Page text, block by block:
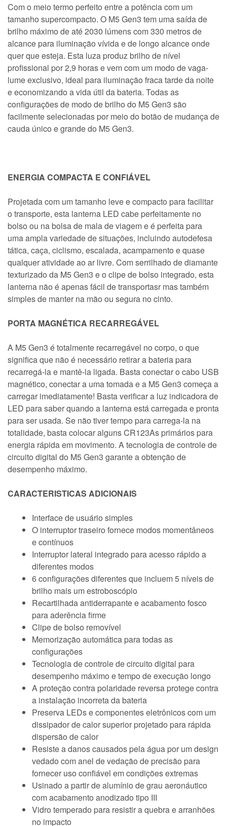
Com o meio termo perfeito entre a potência com um
tamanho supercompacto. O M5 Gen3 tem uma saída de
brilho máximo de até 2030 lúmens com 330 metros de
alcance para iluminação vívida e de longo alcance onde
quer que esteja. Esta luza produz brilho de nível
profissional por 2,9 horas e vem com um modo de vaga-
lume exclusivo, ideal para iluminação fraca tarde da noite
e economizando a vida útil da bateria. Todas as
configurações de modo de brilho do M5 Gen3 são
facilmente selecionadas por meio do botão de mudança de
cauda único e grande do M5 Gen3.
ENERGIA COMPACTA E CONFIÁVEL
Projetada com um tamanho leve e compacto para facilitar
o transporte, esta lanterna LED cabe perfeitamente no
bolso ou na bolsa de mala de viagem e é perfeita para
uma ampla variedade de situações, incluindo autodefesa
tática, caça, ciclismo, escalada, acampamento e quase
qualquer atividade ao ar livre. Com serrilhado de diamante
texturizado da M5 Gen3 e o clipe de bolso integrado, esta
lanterna não é apenas fácil de transportasr mas também
simples de manter na mão ou segura no cinto.
PORTA MAGNÉTICA RECARREGÁVEL
A M5 Gen3 é totalmente recarregável no corpo, o que
significa que não é necessário retirar a bateria para
recarregá-la e mantê-la ligada. Basta conectar o cabo USB
magnético, conectar a uma tomada e a M5 Gen3 começa a
carregar imediatamente! Basta verificar a luz indicadora de
LED para saber quando a lanterna está carregada e pronta
para ser usada. Se não tiver tempo para carrega-la na
totalidade, basta colocar alguns CR123As primários para
energia rápida em movimento. A tecnologia de controle de
circuito digital do M5 Gen3 garante a obtenção de
desempenho máximo.
CARACTERISTICAS ADICIONAIS
Interface de usuário simples
O interruptor traseiro fornece modos momentâneos
e contínuos
Interruptor lateral integrado para acesso rápido a
diferentes modos
6 configurações diferentes que incluem 5 níveis de
brilho mais um estroboscópio
Recartilhada antiderrapante e acabamento fosco
para aderência firme
Clipe de bolso removível
Memorização automática para todas as
configurações
Tecnologia de controle de circuito digital para
desempenho máximo e tempo de execução longo
A proteção contra polaridade reversa protege contra
a instalação incorreta da bateria
Preserva LEDs e componentes eletrônicos com um
dissipador de calor superior projetado para rápida
dispersão de calor
Resiste a danos causados pela água por um design
vedado com anel de vedação de precisão para
fornecer uso confiável em condições extremas
Usinado a partir de alumínio de grau aeronáutico
com acabamento anodizado tipo III
Vidro temperado para resistir a quebra e arranhões
no impacto